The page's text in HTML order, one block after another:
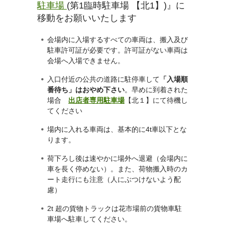
駐車場 (第1臨時駐車場 【北1】)』に
移動をお願いいたします
会場内に入場するすべての車両は、搬入及び
駐車許可証が必要です。許可証がない車両は
会場へ入場できません。
入口付近の公共の道路に駐停車して 「入場順
番待ち」はおやめ下さい。早めに到着された
場合
出店者専用駐車場【北１】 にて待機し
てください
場内に入れる車両は、基本的に4t車以下とな
ります。
荷下ろし後は速やかに場外へ退避（会場内に
車を長く停めない）。また、荷物搬入時のカ
ート走行にも注意（人にぶつけないよう配
慮）
2t 超の貨物トラックは花市場前の貨物車駐
車場へ駐車してください。